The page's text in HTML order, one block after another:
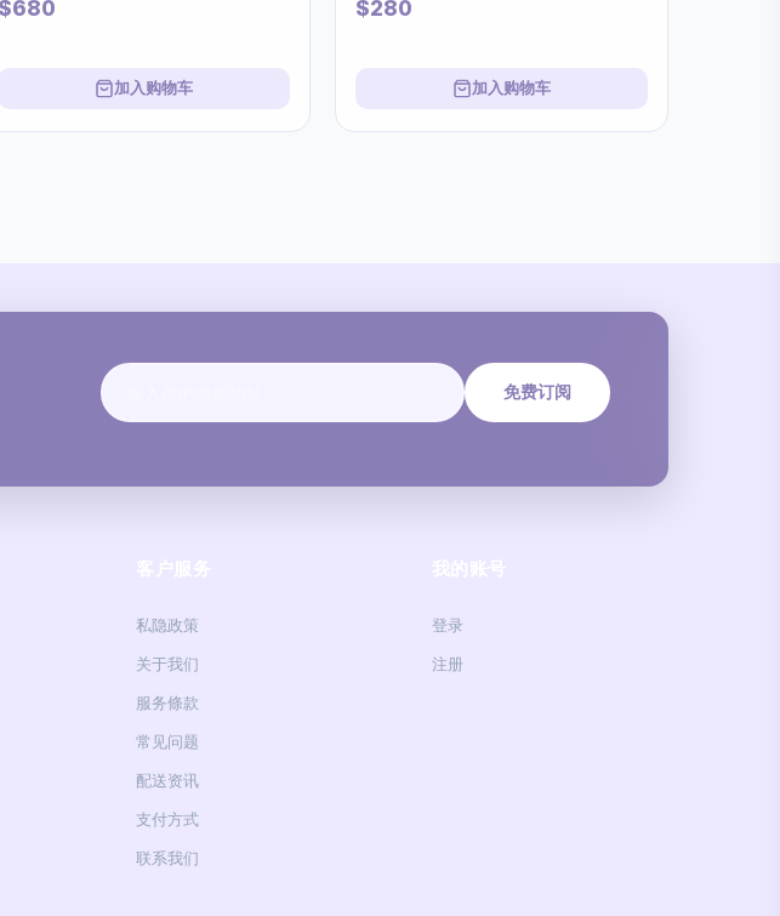
$680
加入购物车
$280
加入购物车
免费订阅
私隐政策
关于我们
服务條款
常见问题
配送资讯
支付方式
联系我们
登录
注册